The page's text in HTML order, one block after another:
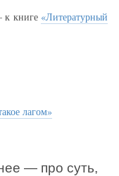
к книге «Литературный
лагом»
— про суть,